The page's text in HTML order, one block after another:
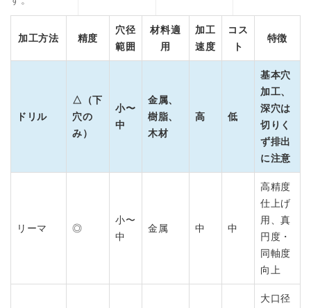
加工方法 精度
穴径
範囲
材料適
用
加工
速度
コス
ト
特徴
ドリル
△（下
穴の
み）
小〜
中
金属、
樹脂、
木材
高 低
基本穴
加工、
深穴は
切りく
ず排出
に注意
リーマ ◎
小〜
中
金属 中 中
高精度
仕上げ
用、真
円度・
同軸度
向上
大口径